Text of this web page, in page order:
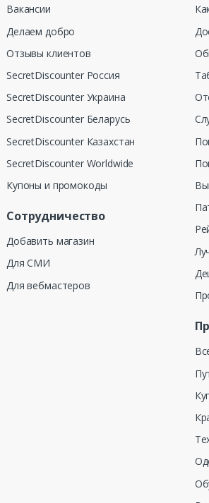
Вакансии
Делаем добро
Отзывы клиентов
SecretDiscounter Россия
SecretDiscounter Украина
SecretDiscounter Беларусь
SecretDiscounter Казахстан
SecretDiscounter Worldwide
Купоны и промокоды
Сотрудничество
Добавить магазин
Для СМИ
Для вебмастеров